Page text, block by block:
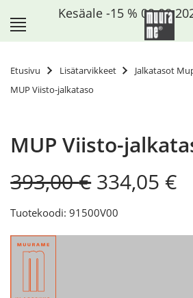
sisältöön
Etusivu Lisätarvikkeet
Jalkatasot
MUP Viisto-jalkataso
MUP Viisto-
393,00€ Original
price
was:
393,00 €.
334,05 €
Tuotekoodi: 91500V00
Kesäale -15 %